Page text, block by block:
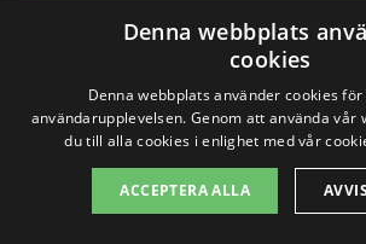
Sök efter en
professionell för
trädbeskärning i
Denna webbplats
cookies
Denna webbplats använder cookies
användarupplevelsen. Genom att använda vår
du till alla cookies i enlighet med vår
ACCEPTERA ALLA